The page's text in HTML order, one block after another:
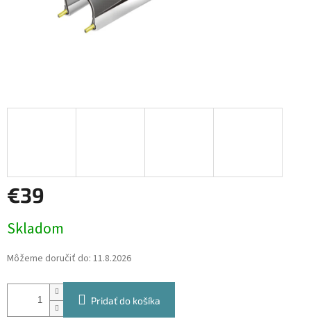
€39
cena:
Skladom
Môžeme doručiť do: 11.8.2026
Pridať do košíka